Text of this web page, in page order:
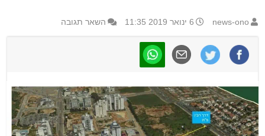
news-ono 6 ינואר 2019 11:35 השאר תגובה